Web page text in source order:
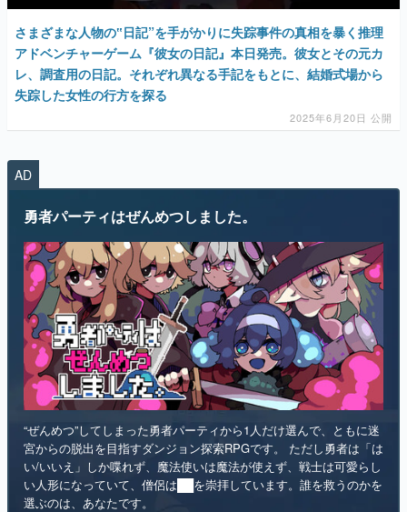
ゲームが変えた日本語
「経験値」「裏技」「ラスボス」… ゲームにまつわる言葉
の起源や用法の変遷を、コンピューター文化史研究家・タ
イニーP氏が徹底調査。
カテゴリ
マンガ
女性向け
アプリレビュー
その他
電ファミニコゲーマーとは？
運営：株式会社マレ
さまざまな人物の‟日記”を手がかりに失踪事件の真相を暴く推理
アドベンチャーゲーム『彼女の日記』本日発売。彼女とその元カ
レ、調査用の日記。それぞれ異なる手記をもとに、結婚式場から
失踪した女性の行方を探る
2025年6月20日 公開
AD
勇者パーティはぜんめつしました。
“ぜんめつ”してしまった勇者パーティから1人だけ選んで、ともに迷
宮からの脱出を目指すダンジョン探索RPGです。 ただし勇者は「は
い/いいえ」しか喋れず、魔法使いは魔法が使えず、戦士は可愛らし
い人形になっていて、僧侶は██を崇拝しています。誰を救うのかを
選ぶのは、あなたです。